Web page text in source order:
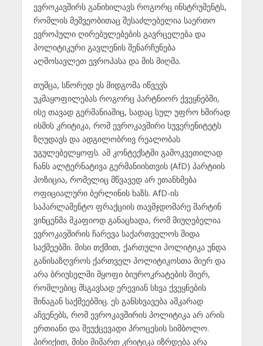
ევროკავშირს განიხილავს როგორც ინსტრუმენტს,
რომლის მეშვეობითაც შესაძლებელია საერთო
ევროპული ღირებულებების გავრცელება და
პოლიტიკური გავლენის შენარჩუნება
აღმოსავლეთ ევროპასა და მის მიღმა.
თუმცა, სწორედ ეს მიდგომა იწვევს
უკმაყოფილებას როგორც პარტნიორ ქვეყნებში,
ისე თავად გერმანიაშიც, სადაც სულ უფრო ხშირად
ისმის კრიტიკა, რომ ევროკავშირი სუვერენიტეტს
ზღუდავს და ადგილობრივ რეალობას
უგულებელყოფს. ამ კონტექსტში გამოკვეთილად
ჩანს ალტერნატივა გერმანიისთვის (AfD) პარტიის
პოზიცია, რომელიც მწვავედ არ ეთანხმება
ოფიციალური ბერლინის ხაზს. AfD-ის
საპარლამენტო ფრაქციის თავმჯდომარე მარტინ
ვინცენმა მკაფიოდ განაცხადა, რომ მიუღებელია
ევროკავშირის ჩარევა საქართველოს შიდა
საქმეებში. მისი თქმით, ქართული პოლიტიკა უნდა
განისაზღვროს ქართველ პოლიტიკოსთა მიერ და
არა ბრიუსელში მყოფი ბიუროკრატების მიერ,
რომლებიც მსგავსად ერევიან სხვა ქვეყნების
შინაგან საქმეებშიც. ეს განსხვავება აშკარად
აჩვენებს, რომ ევროკავშირის პოლიტიკა არ არის
ერთიანი და შეუქცევადი პროცესის სიმბოლო.
პირიქით, მისი მიმართ კრიტიკა იზრდება არა